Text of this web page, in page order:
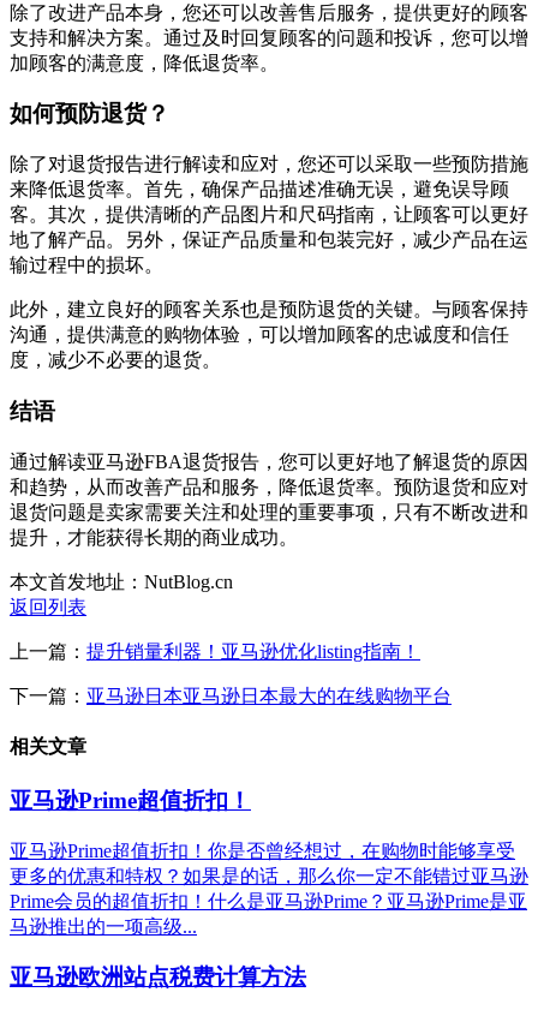
除了改进产品本身，您还可以改善售后服务，提供更好的顾客
支持和解决方案。通过及时回复顾客的问题和投诉，您可以增
加顾客的满意度，降低退货率。
如何预防退货？
除了对退货报告进行解读和应对，您还可以采取一些预防措施
来降低退货率。首先，确保产品描述准确无误，避免误导顾
客。其次，提供清晰的产品图片和尺码指南，让顾客可以更好
地了解产品。另外，保证产品质量和包装完好，减少产品在运
输过程中的损坏。
此外，建立良好的顾客关系也是预防退货的关键。与顾客保持
沟通，提供满意的购物体验，可以增加顾客的忠诚度和信任
度，减少不必要的退货。
结语
通过解读亚马逊FBA退货报告，您可以更好地了解退货的原因
和趋势，从而改善产品和服务，降低退货率。预防退货和应对
退货问题是卖家需要关注和处理的重要事项，只有不断改进和
提升，才能获得长期的商业成功。
本文首发地址：NutBlog.cn
返回列表
上一篇： 提升销量利器！亚马逊优化listing指南！
下一篇： 亚马逊日本亚马逊日本最大的在线购物平台
相关文章
亚马逊Prime超值折扣！
亚马逊Prime超值折扣！你是否曾经想过，在购物时能够享受
更多的优惠和特权？如果是的话，那么你一定不能错过亚马逊
Prime会员的超值折扣！什么是亚马逊Prime？亚马逊Prime是亚
马逊推出的一项高级...
亚马逊欧洲站点税费计算方法